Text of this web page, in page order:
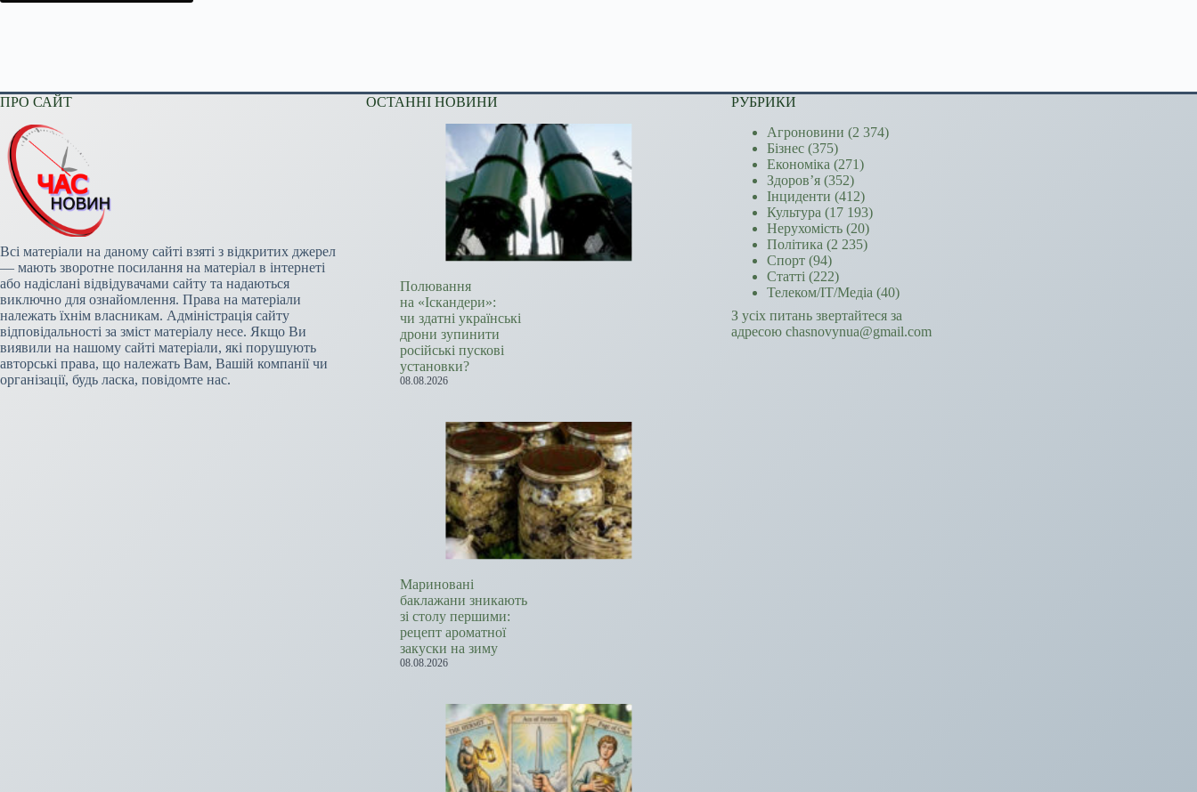
ПРО САЙТ
Всі матеріали на даному сайті взяті з відкритих джерел
— мають зворотне посилання на матеріал в інтернеті
або надіслані відвідувачами сайту та надаються
виключно для ознайомлення. Права на матеріали
належать їхнім власникам. Адміністрація сайту
відповідальності за зміст матеріалу несе. Якщо Ви
виявили на нашому сайті матеріали, які порушують
авторські права, що належать Вам, Вашій компанії чи
організації, будь ласка, повідомте нас.
ОСТАННІ НОВИНИ
Полювання
на «Іскандери»:
чи здатні українські
дрони зупинити
російські пускові
установки?
08.08.2026
Мариновані
баклажани зникають
зі столу першими:
рецепт ароматної
закуски на зиму
08.08.2026
РУБРИКИ
Агроновини (2 374)
Бізнес (375)
Економіка (271)
Здоров’я (352)
Інциденти (412)
Культура (17 193)
Нерухомість (20)
Політика (2 235)
Спорт (94)
Статті (222)
Телеком/ІТ/Медіа (40)
З усіх питань звертайтеся за
адресою chasnovynua@gmail.com